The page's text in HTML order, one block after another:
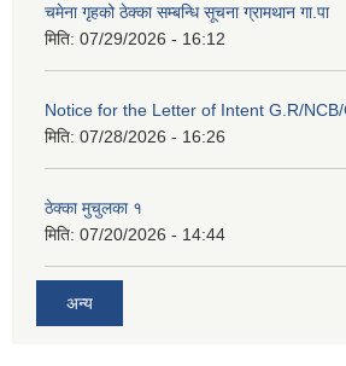
चमेना गृहको ठेक्का सम्बन्धि सूचना ग्रामथान गा.पा
मिति: 07/29/2026 - 16:12
Notice for the Letter of Intent G.R/
मिति: 07/28/2026 - 16:26
ठेक्का मुचुलका १
मिति: 07/20/2026 - 14:44
अन्य